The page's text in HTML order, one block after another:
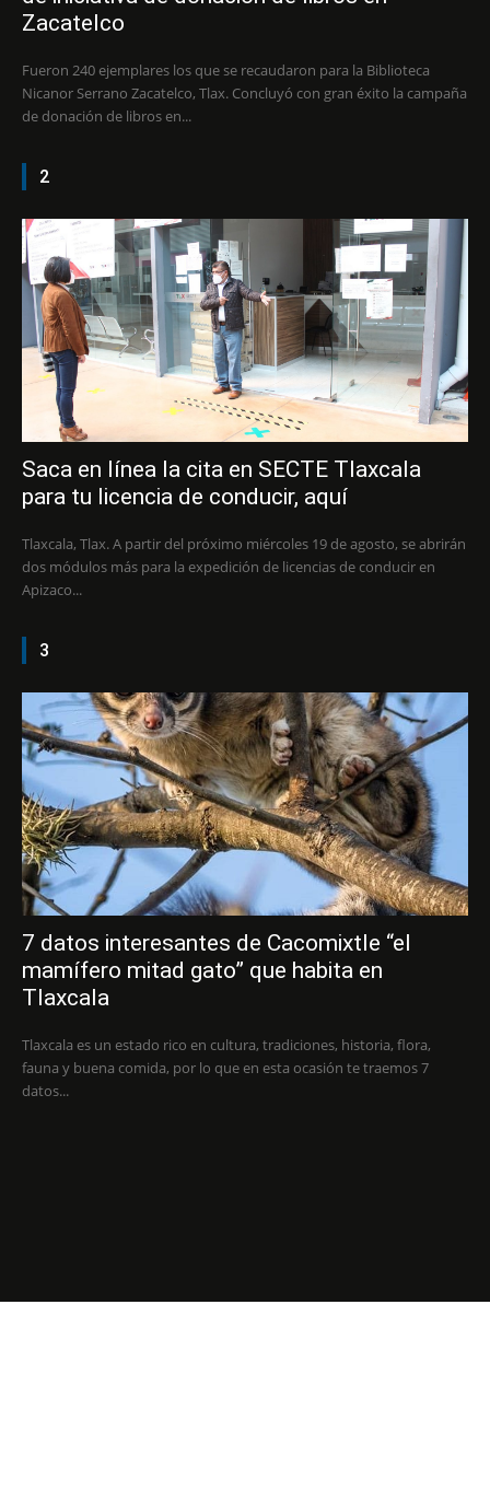
Zacatelco
Fueron 240 ejemplares los que se recaudaron para la Biblioteca
Nicanor Serrano Zacatelco, Tlax. Concluyó con gran éxito la campaña
de donación de libros en...
2
Saca en línea la cita en SECTE Tlaxcala
para tu licencia de conducir, aquí
Tlaxcala, Tlax. A partir del próximo miércoles 19 de agosto, se abrirán
dos módulos más para la expedición de licencias de conducir en
Apizaco...
3
7 datos interesantes de Cacomixtle “el
mamífero mitad gato” que habita en
Tlaxcala
Tlaxcala es un estado rico en cultura, tradiciones, historia, flora,
fauna y buena comida, por lo que en esta ocasión te traemos 7
datos...